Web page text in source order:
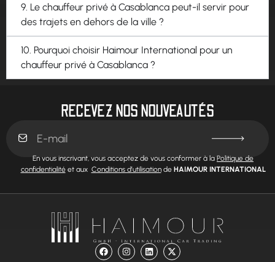
9. Le chauffeur privé à Casablanca peut-il servir pour
des trajets en dehors de la ville ?
10. Pourquoi choisir Haimour International pour un
chauffeur privé à Casablanca ?
RECEVEZ NOS NOUVEAUTÉS
En vous inscrivant, vous acceptez de vous conformer à la Politique de
confidentialitéet aux Conditions d’utilisationde HAIMOUR INTERNATIONAL